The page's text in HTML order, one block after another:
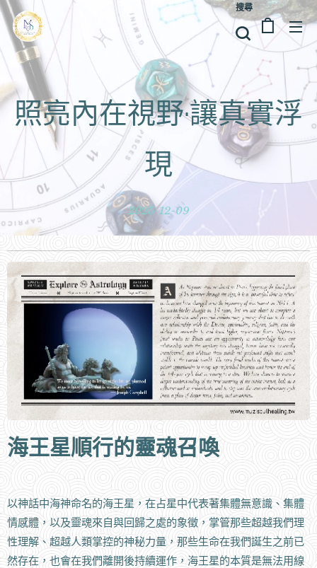
搜尋
照亮內在視野·讓真實浮
現
2025-12-09
海王星順行的靈魂召喚
以神話中海神命名的海王星，在占星中代表著集體無意識、集體
情感體，以及靈魂來自與回歸之處的象徵，掌管那些超越我們理
性理解、超越人類掌控的神秘力量，那些生命在我們誕生之前已
然存在，也會在我們離開後持續運作，海王星的本質是無法用線